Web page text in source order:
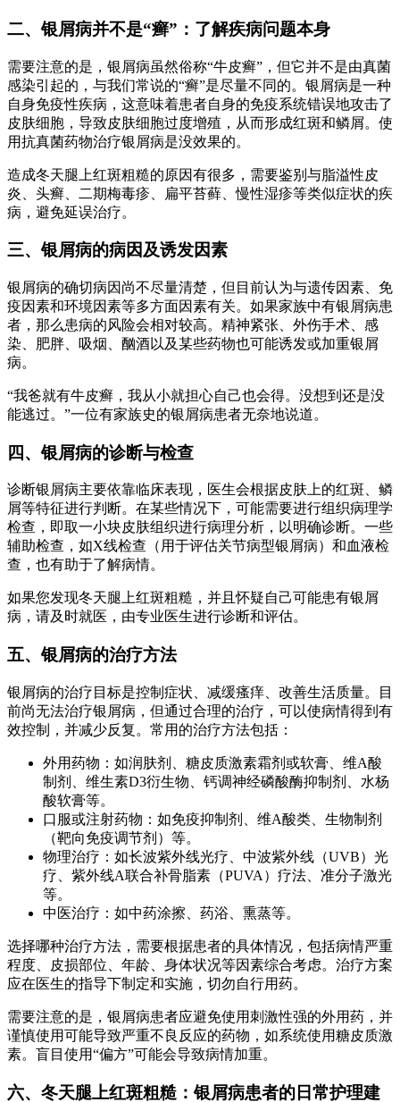
二、银屑病并不是“癣”：了解疾病问题本身
需要注意的是，银屑病虽然俗称“牛皮癣”，但它并不是由真菌
感染引起的，与我们常说的“癣”是尽量不同的。银屑病是一种
自身免疫性疾病，这意味着患者自身的免疫系统错误地攻击了
皮肤细胞，导致皮肤细胞过度增殖，从而形成红斑和鳞屑。使
用抗真菌药物治疗银屑病是没效果的。
造成冬天腿上红斑粗糙的原因有很多，需要鉴别与脂溢性皮
炎、头癣、二期梅毒疹、扁平苔藓、慢性湿疹等类似症状的疾
病，避免延误治疗。
三、银屑病的病因及诱发因素
银屑病的确切病因尚不尽量清楚，但目前认为与遗传因素、免
疫因素和环境因素等多方面因素有关。如果家族中有银屑病患
者，那么患病的风险会相对较高。精神紧张、外伤手术、感
染、肥胖、吸烟、酗酒以及某些药物也可能诱发或加重银屑
病。
“我爸就有牛皮癣，我从小就担心自己也会得。没想到还是没
能逃过。”一位有家族史的银屑病患者无奈地说道。
四、银屑病的诊断与检查
诊断银屑病主要依靠临床表现，医生会根据皮肤上的红斑、鳞
屑等特征进行判断。在某些情况下，可能需要进行组织病理学
检查，即取一小块皮肤组织进行病理分析，以明确诊断。一些
辅助检查，如X线检查（用于评估关节病型银屑病）和血液检
查，也有助于了解病情。
如果您发现冬天腿上红斑粗糙，并且怀疑自己可能患有银屑
病，请及时就医，由专业医生进行诊断和评估。
五、银屑病的治疗方法
银屑病的治疗目标是控制症状、减缓瘙痒、改善生活质量。目
前尚无法治疗银屑病，但通过合理的治疗，可以使病情得到有
效控制，并减少反复。常用的治疗方法包括：
外用药物：如润肤剂、糖皮质激素霜剂或软膏、维A酸
制剂、维生素D3衍生物、钙调神经磷酸酶抑制剂、水杨
酸软膏等。
口服或注射药物：如免疫抑制剂、维A酸类、生物制剂
（靶向免疫调节剂）等。
物理治疗：如长波紫外线光疗、中波紫外线（UVB）光
疗、紫外线A联合补骨脂素（PUVA）疗法、准分子激光
等。
中医治疗：如中药涂擦、药浴、熏蒸等。
选择哪种治疗方法，需要根据患者的具体情况，包括病情严重
程度、皮损部位、年龄、身体状况等因素综合考虑。治疗方案
应在医生的指导下制定和实施，切勿自行用药。
需要注意的是，银屑病患者应避免使用刺激性强的外用药，并
谨慎使用可能导致严重不良反应的药物，如系统使用糖皮质激
素。盲目使用“偏方”可能会导致病情加重。
六、冬天腿上红斑粗糙：银屑病患者的日常护理建